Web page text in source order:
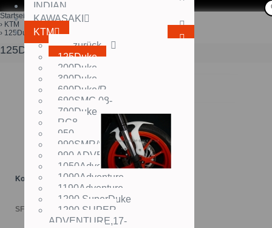
INDIAN
KAWASAKI
KTM
zurück
125Duke
200Duke
390Duke
690Duke/R
690SMC,08-
790Duke
RC8
950
990SMR/SMT
990 ADVENTURE/R
1050Adventure
1090Adventure
1190Adventure
1290 SuperDuke
1290 SUPER
ADVENTURE,17-
Startseite
KTM
125Duke
125Duke
Kotflügel SB18
SFr. 139.00